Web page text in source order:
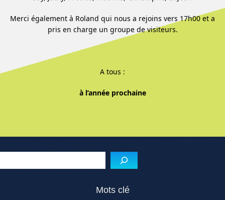
Merci également à Roland qui nous a rejoins vers 17h00 et a
pris en charge un groupe de visiteurs.
A tous :
à l’année prochaine
Menu de l'article
Mots clé